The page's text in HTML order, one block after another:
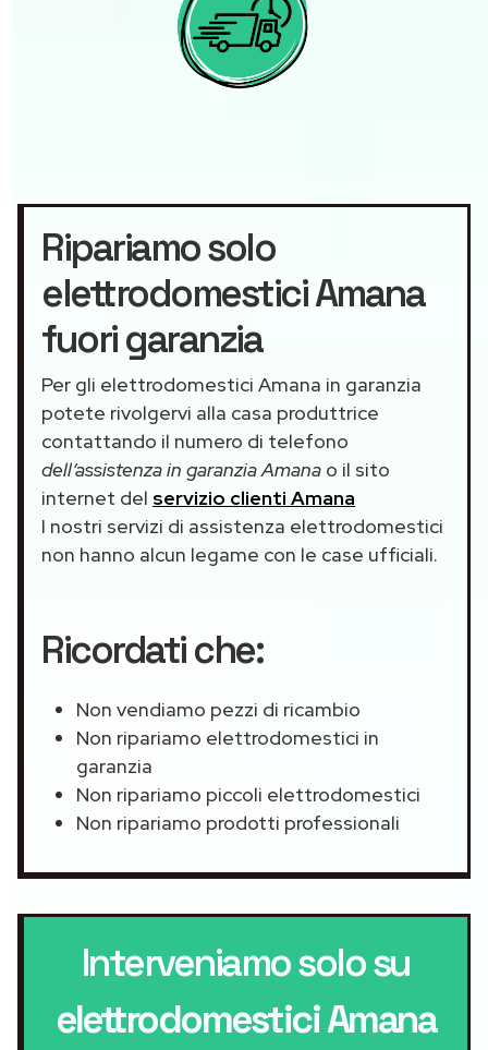
Ripariamo solo
elettrodomestici Amana
fuori garanzia
Per gli elettrodomestici Amana in garanzia
potete rivolgervi alla casa produttrice
contattando il numero di telefono
dell’assistenza in garanzia Amana o il sito
internet del servizio clienti Amana
I nostri servizi di assistenza elettrodomestici
non hanno alcun legame con le case ufficiali.
Ricordati che:
Non vendiamo pezzi di ricambio
Non ripariamo elettrodomestici in
garanzia
Non ripariamo piccoli elettrodomestici
Non ripariamo prodotti professionali
Interveniamo solo su
elettrodomestici Amana